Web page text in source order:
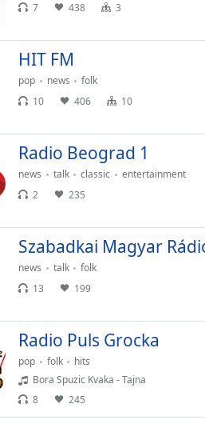
7
438 3
HIT FM
pop news
folk
10
406 10
Radio Beograd 1
news talk classic
entertainment
2
235
Szabadkai Magyar
news talk
folk
13
199
Radio Puls Grocka
pop folk
hits
Bora Spuzic Kvaka - Tajna
8
245